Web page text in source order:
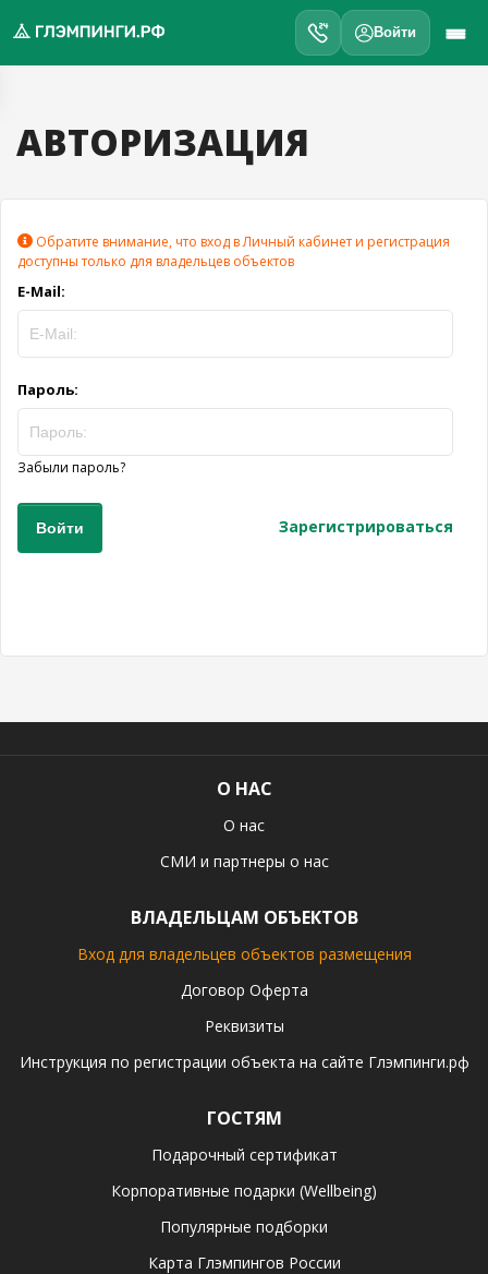
Войти
Мои
Подарочные
сертификаты
АВТОРИЗАЦИЯ
Обратите внимание, что вход в Личный кабинет и регистрация
доступны только для владельцев объектов
E-Mail:
Пароль:
Забыли пароль?
Зарегистрироваться
О НАС
О нас
СМИ и партнеры о нас
ВЛАДЕЛЬЦАМ ОБЪЕКТОВ
Вход для владельцев объектов размещения
Договор Оферта
Реквизиты
Инструкция по регистрации объекта на сайте Глэмпинги.рф
ГОСТЯМ
Подарочный сертификат
Корпоративные подарки (Wellbeing)
Популярные подборки
Карта Глэмпингов России